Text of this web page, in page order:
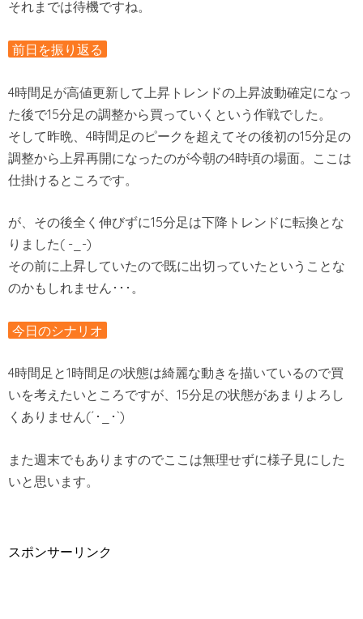
それまでは待機ですね。
前日を振り返る
4時間足が高値更新して上昇トレンドの上昇波動確定になっ
た後で15分足の調整から買っていくという作戦でした。
そして昨晩、4時間足のピークを超えてその後初の15分足の
調整から上昇再開になったのが今朝の4時頃の場面。ここは
仕掛けるところです。
が、その後全く伸びずに15分足は下降トレンドに転換とな
りました( -_-)
その前に上昇していたので既に出切っていたということな
のかもしれません･･･。
今日のシナリオ
4時間足と1時間足の状態は綺麗な動きを描いているので買
いを考えたいところですが、15分足の状態があまりよろし
くありません(´･_･`)
また週末でもありますのでここは無理せずに様子見にした
いと思います。
スポンサーリンク